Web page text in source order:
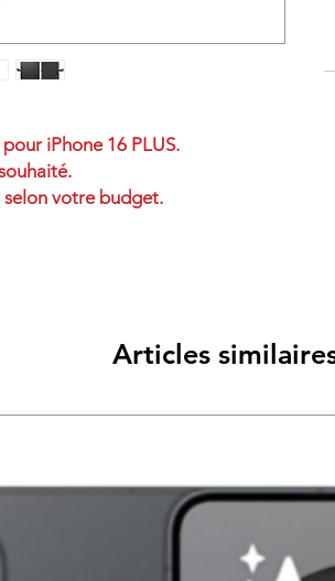
iPhone 16 PLUS.
selon votre budget.
Articles